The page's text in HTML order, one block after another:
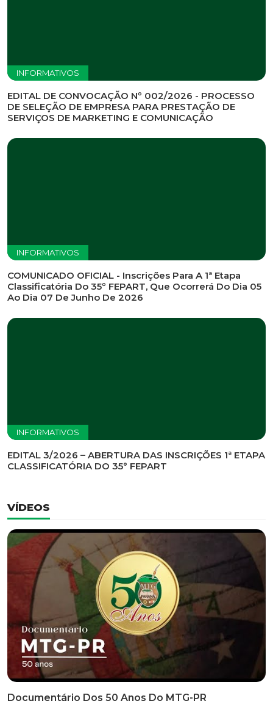
INFORMATIVOS
EDITAL DE CONVOCAÇÃO Nº 002/2026 - PROCESSO
DE SELEÇÃO DE EMPRESA PARA PRESTAÇÃO DE
SERVIÇOS DE MARKETING E COMUNICAÇÃO
INFORMATIVOS
COMUNICADO OFICIAL - Inscrições Para A 1ª Etapa
Classificatória Do 35º FEPART, Que Ocorrerá Do Dia 05
Ao Dia 07 De Junho De 2026
INFORMATIVOS
EDITAL 3/2026 – ABERTURA DAS INSCRIÇÕES 1ª ETAPA
CLASSIFICATÓRIA DO 35° FEPART
VÍDEOS
Documentário Dos 50 Anos Do MTG-PR